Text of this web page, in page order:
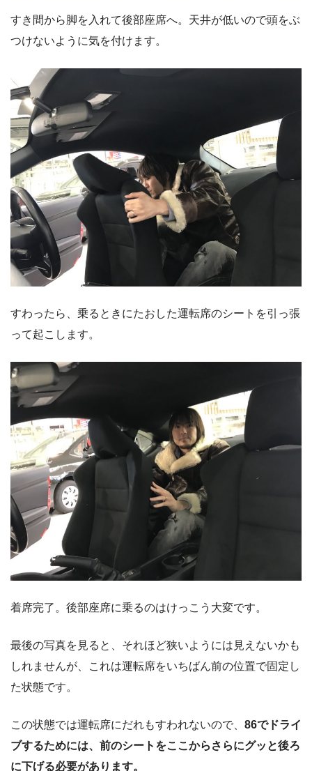
すき間から脚を入れて後部座席へ。天井が低いので頭をぶ
つけないように気を付けます。
すわったら、乗るときにたおした運転席のシートを引っ張
って起こします。
着席完了。後部座席に乗るのはけっこう大変です。
最後の写真を見ると、それほど狭いようには見えないかも
しれませんが、これは運転席をいちばん前の位置で固定し
た状態です。
この状態では運転席にだれもすわれないので、 86でドライ
ブするためには、前のシートをここからさらにグッと後ろ
に下げる必要があります。